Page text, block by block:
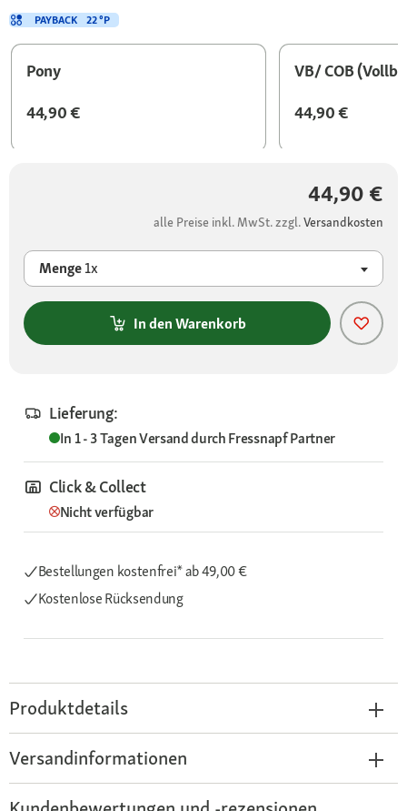
Pony
44,90 €
VB/ COB
44,90 €
44,90 €
alle Preise inkl. MwSt. zzgl.Versandkosten
Menge1x
In den Warenkorb
Lieferung:
In 1 - 3 TagenVersand durchFressnapf Partner
Click & Collect
Nicht verfügbar
Bestellungen kostenfrei*ab 49,00 €
Kostenlose Rücksendung
PAYBACK 22 °P
Produktdetails
Versandinformationen